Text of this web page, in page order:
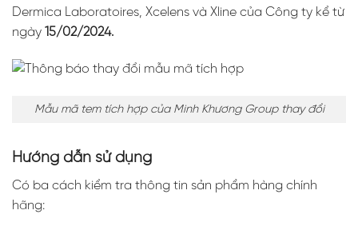
Dermica Laboratoires, Xcelens và Xline của Công ty kể từ
ngày 15/02/2024.
Mẫu mã tem tích hợp của Minh Khương Group thay đổi
Hướng dẫn sử dụng
Có ba cách kiểm tra thông tin sản phẩm hàng chính
hãng: